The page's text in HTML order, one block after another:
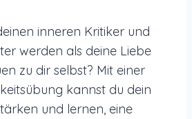
inneren Kritiker und
werden als deine Liebe
zu dir selbst? Mit einer
kannst du dein
und lernen, eine